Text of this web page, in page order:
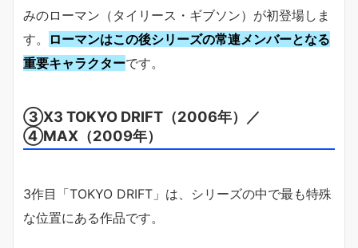
みのローマン（タイリース・ギブソン）が初登場しま
す。
ローマンはこの後シリーズの常連メンバーとなる
重要キャラクターです。
③X3 TOKYO DRIFT（2006年）／
④MAX（2009年）
3作目「TOKYO DRIFT」は、シリーズの中で最も特殊
な位置にある作品です。